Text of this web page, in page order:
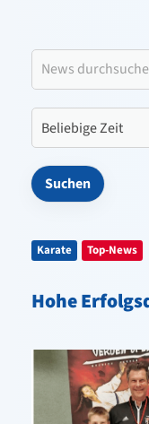
Karate Top-News
Hohe
Sportangebote
Kontakt